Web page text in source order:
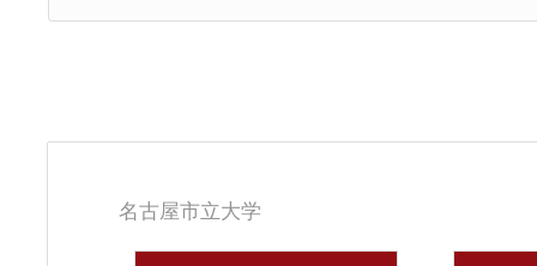
名古屋市立大学